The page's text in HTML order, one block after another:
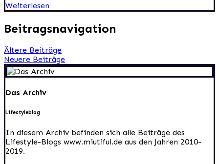
Weiterlesen
Beitragsnavigation
Ältere Beiträge
Neuere Beiträge
Das Archiv
Lifestyleblog
In diesem Archiv befinden sich alle Beiträge des
Lifestyle-Blogs www.miutiful.de aus den Jahren 2010-
2019.